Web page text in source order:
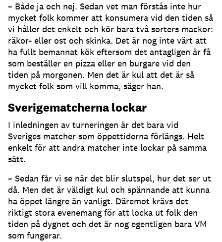
– Både ja och nej. Sedan vet man förstås inte hur
mycket folk kommer att konsumera vid den tiden så
vi håller det enkelt och kör bara två sorters mackor:
räkor- eller ost och skinka. Det är nog inte värt att
ha fullt bemannat kök eftersom det antagligen är få
som beställer en pizza eller en burgare vid den
tiden på morgonen. Men det är kul att det är så
mycket folk som vill komma, säger han.
Sverigematcherna lockar
I inledningen av turneringen är det bara vid
Sveriges matcher som öppettiderna förlängs. Helt
enkelt för att andra matcher inte lockar på samma
sätt.
– Sedan får vi se när det blir slutspel, hur det ser ut
då. Men det är väldigt kul och spännande att kunna
ha öppet längre än vanligt. Däremot krävs det
riktigt stora evenemang för att locka ut folk den
tiden på dygnet och det är nog egentligen bara VM
som fungerar.